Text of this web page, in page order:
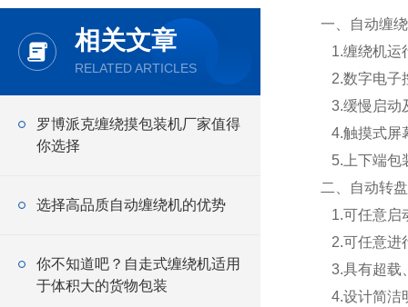
相关文章
RELATED ARTICLES
罗博派克缠绕摸包装机厂家值得
你选择
选择高品质自动缠绕机的优势
你不知道吧？自走式缠绕机适用
于体积大的货物包装
一、自动缠
1.缠绕机运
2.数字电子
3.缓慢启动
4.触摸式屏
5.上下端包
二、自动转
1.可任意启
2.可任意进
3.具有超载
4.设计简洁